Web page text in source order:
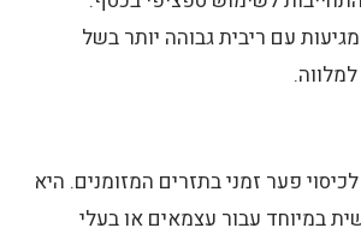
עם ריבית גבוהה יותר בשל
פער זמני בתזרים המזומנים. היא
במיוחד עבור עצמאים או בעלי